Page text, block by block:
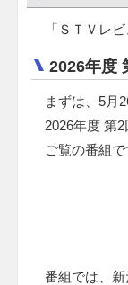
「ＳＴＶレ
2026年度
まずは、5月
2026年度 第
ご覧の番組で
番組では、